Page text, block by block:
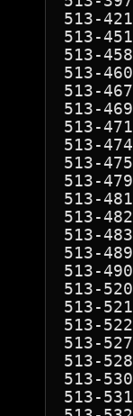
513-421
513-451
513-458
513-460
513-467
513-469
513-471
513-474
513-475
513-479
513-481
513-482
513-483
513-489
513-490
513-520
513-521
513-522
513-527
513-528
513-530
513-531